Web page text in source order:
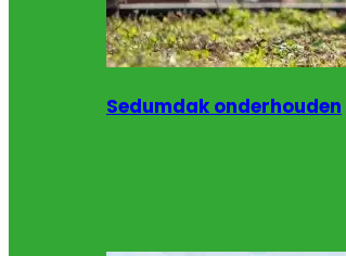
Sedumdak onderhouden